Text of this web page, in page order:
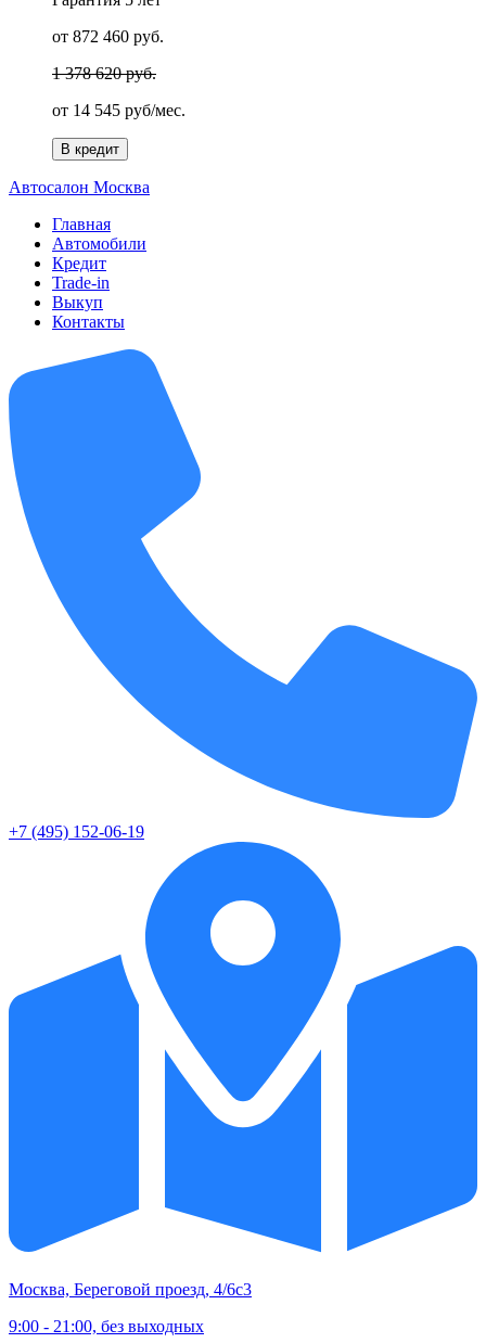
от 872 460 руб.
1 378 620 руб.
от 14 545 руб/мес.
В кредит
Автосалон Москва
Главная
Автомобили
Кредит
Trade-in
Выкуп
Контакты
+7 (495) 152-06-19
Москва, Береговой проезд, 4/6с3
9:00 - 21:00, без выходных